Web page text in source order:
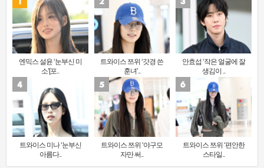
엔믹스 설윤 ‘눈부신 미
소’[포..
트와이스 쯔위 ‘갓경 쓴
훈녀’..
안효섭 ‘작은 얼굴에 잘
생김이 ..
트와이스 미나 ‘눈부신
아름다..
트와이스 쯔위 ‘야구모
자만 써..
트와이스 쯔위 ‘편안한
스타일..